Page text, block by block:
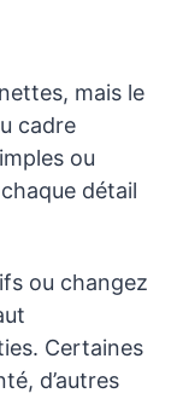
mais le
cadre
ou
détail
ou changez
Certaines
d’autres